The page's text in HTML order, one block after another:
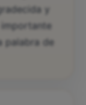
y
palabra de